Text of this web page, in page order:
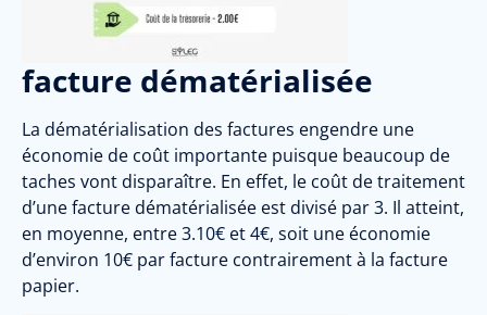
facture dématérialisée
La dématérialisation des factures engendre une
économie de coût importante puisque beaucoup de
taches vont disparaître. En effet, le coût de traitement
d’une facture dématérialisée est divisé par 3. Il atteint,
en moyenne, entre 3.10€ et 4€, soit une économie
d’environ 10€ par facture contrairement à la facture
papier.